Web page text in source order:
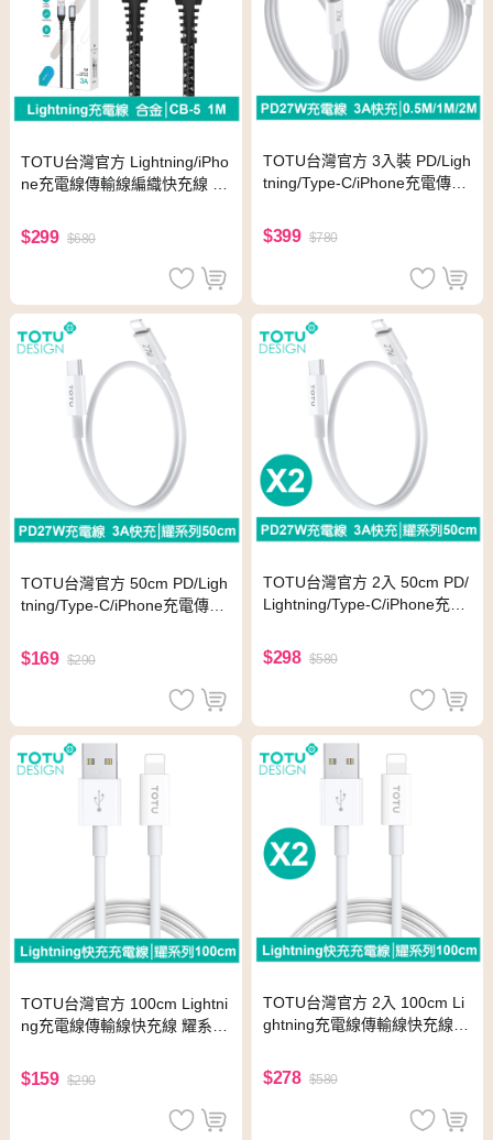
TOTU台灣官方 Lightning/iPho
ne充電線傳輸線編織快充線 鋁
$299 $680
TOTU台灣官方 3入裝 PD/Ligh
tning/Type-C/iPhone充電傳輸
拓途
$399 $780
TOTU台灣官方 50cm PD/Ligh
tning/Type-C/iPhone充電傳輸
$169 $290
TOTU台灣官方 2入 50cm PD/
Lightning/Type-C/iPhone充電
$298 $580
TOTU台灣官方 100cm Lightni
ng充電線傳輸線快充線 耀系列
$159 $290
TOTU台灣官方 2入 100cm Li
ghtning充電線傳輸線快充線
$278 $580